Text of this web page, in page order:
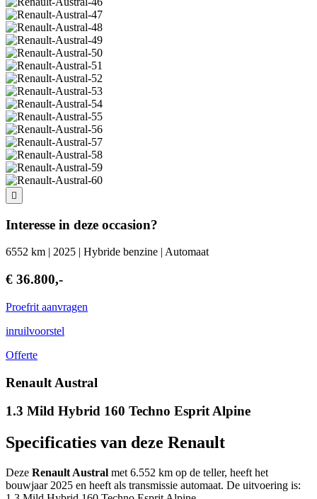
Interesse in deze occasion?
6552 km | 2025 | Hybride benzine | Automaat
€ 36.800,-
Proefrit aanvragen
inruilvoorstel
Offerte
Renault Austral
1.3 Mild Hybrid 160 Techno Esprit Alpine
Specificaties van deze Renault
Deze Renault Austral met 6.552 km op de teller, heeft het
bouwjaar 2025 en heeft als transmissie automaat. De uitvoering is: